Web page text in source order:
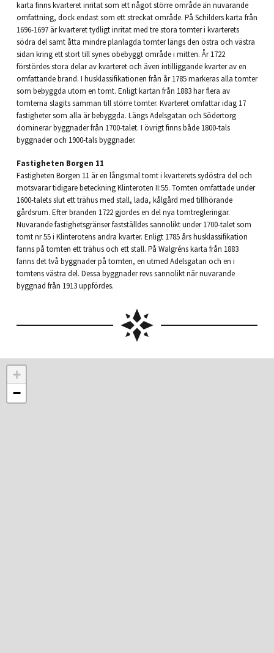
karta finns kvarteret inritat som ett något större område än nuvarande
omfattning, dock endast som ett streckat område. På Schilders karta från
1696-1697 är kvarteret tydligt inritat med tre stora tomter i kvarterets
södra del samt åtta mindre planlagda tomter längs den östra och västra
sidan kring ett stort till synes obebyggt område i mitten. År 1722
förstördes stora delar av kvarteret och även intilliggande kvarter av en
omfattande brand. I husklassifikationen från år 1785 markeras alla tomter
som bebyggda utom en tomt. Enligt kartan från 1883 har flera av
tomterna slagits samman till större tomter. Kvarteret omfattar idag 17
fastigheter som alla är bebyggda. Längs Adelsgatan och Södertorg
dominerar byggnader från 1700-talet. I övrigt finns både 1800-tals
byggnader och 1900-tals byggnader.
Fastigheten Borgen 11
Fastigheten Borgen 11 är en långsmal tomt i kvarterets sydöstra del och
motsvarar tidigare beteckning Klinteroten II:55. Tomten omfattade under
1600-talets slut ett trähus med stall, lada, kålgård med tillhörande
gårdsrum. Efter branden 1722 gjordes en del nya tomtregleringar.
Nuvarande fastighetsgränser fastställdes sannolikt under 1700-talet som
tomt nr 55 i Klinterotens andra kvarter. Enligt 1785 års husklassifikation
fanns på tomten ett trähus och ett stall. På Walgréns karta från 1883
fanns det två byggnader på tomten, en utmed Adelsgatan och en i
tomtens västra del. Dessa byggnader revs sannolikt när nuvarande
byggnad från 1913 uppfördes.
+
−